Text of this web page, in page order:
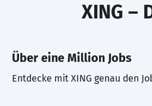
XING –
Über eine Million Jobs
Entdecke mit XING genau den